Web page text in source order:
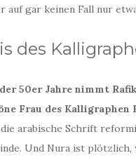
auf gar keinen Fall nur
des
50er Jahre nimmt
Frau des
arabische Schrift
Und Nura ist plötzlich,